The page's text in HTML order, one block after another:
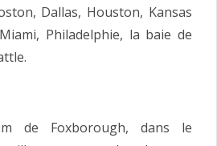
Dallas, Houston, Kansas
Philadelphie, la baie de
de Foxborough, dans le